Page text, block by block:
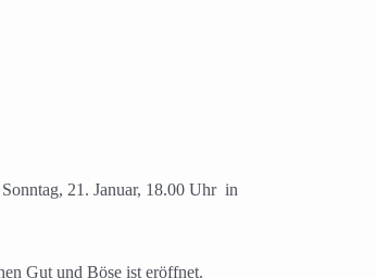
21. Januar, 18.00 Uhr in
Gut und Böse ist eröffnet.